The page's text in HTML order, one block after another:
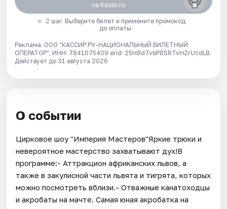
на Kassir.ru
2 шаг. Выберите билет и примените промокод
до оплаты
Реклама. ООО "КАССИР.РУ-НАЦИОНАЛЬНЫЙ БИЛЕТНЫЙ
ОПЕРАТОР", ИНН: 7841075409 erid: 25H8d7vbP8SRTvHZrUcdLB.
Действует до 31 августа 2026
О событии
Цирковое шоу "Империя Мастеров"Яркие трюки и
невероятное мастерство захватывают дух!В
программе:- Аттракцион африканских львов, а
также в закулисной части львята и тигрята, которых
можно посмотреть вблизи.- Отважные канатоходцы
и акробаты на мачте. Самая юная акробатка на